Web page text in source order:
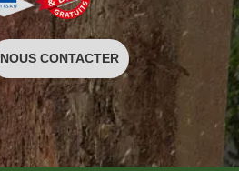
NOUS CONTACTER